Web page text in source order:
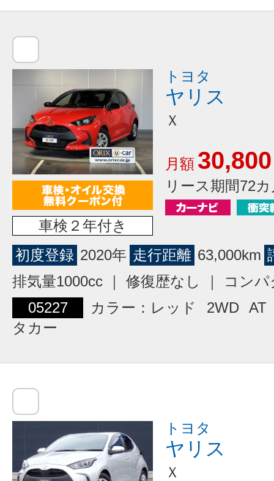
車検２年付き
トヨタ
ヤリス
Ｘ
月額 30,800
リース期間72
初度登録 2020年 走行距離 63,000km
排気量1000cc ｜ 修復歴なし ｜ コン
05227
カラー：レッド 2WD AT
タカー
トヨタ
ヤリス
Ｘ